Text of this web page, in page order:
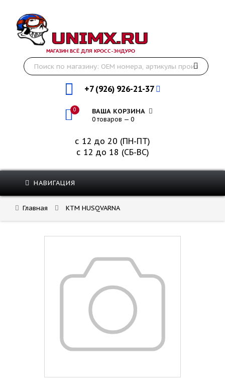
МАГАЗИН ВСЁ ДЛЯ КРОСС-ЭНДУРО
+7 (926) 926-21-37
0 ВАША КОРЗИНА
0 товаров — 0
с 12 до 20 (ПН-ПТ)
с 12 до 18 (СБ-ВС)
НАВИГАЦИЯ
Главная KTM HUSQVARNA